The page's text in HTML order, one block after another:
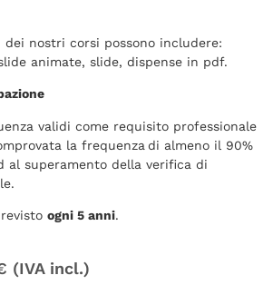
nostri corsi possono includere:
animate, slide, dispense in pdf.
validi come requisito professionale
la frequenza di almeno il 90%
al superamento della verifica di
ogni 5 anni.
(IVA incl.)